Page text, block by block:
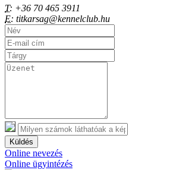
T: +36 70 465 3911
E: titkarsag@kennelclub.hu
Küldés
Online nevezés
Online ügyintézés